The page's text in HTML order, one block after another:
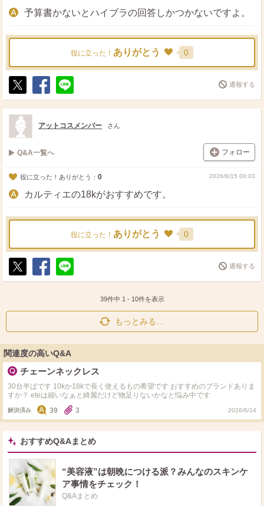
予算書かないとハイブラの回答しかつかないですよ。
役に立った！ ありがとう 0
ポ
ス
ト
シ
ェ
送
る
通報する
アットコスメンバー さん
Q&A一覧へ フォロー
役に立った！ありがとう： 0 2026/6/15 00:03
カルティエの18kがおすすめです。
役に立った！ ありがとう 0
ポ
シ
送
通報する
39件中 1 - 10件を表示
もっとみる…
関連度の高いQ&A
チェーンネックレス
30台半ばです 10kか18kで長く使えるもの希望です おすすめのブランドありま
すか？ eteは細いなぁと綺麗だけど物足りないかなと悩み中です
解決済み 39 3 2026/6/14
おすすめQ&Aまとめ
“美容液”は朝晩につける派？みんなのスキンケ
ア事情をチェック！
Q&Aまとめ